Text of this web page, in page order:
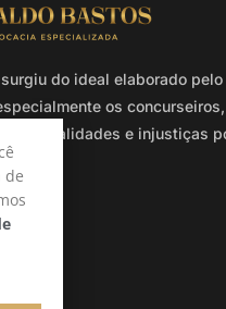
do ideal elaborado
os
ilegalidades e injustiças
de